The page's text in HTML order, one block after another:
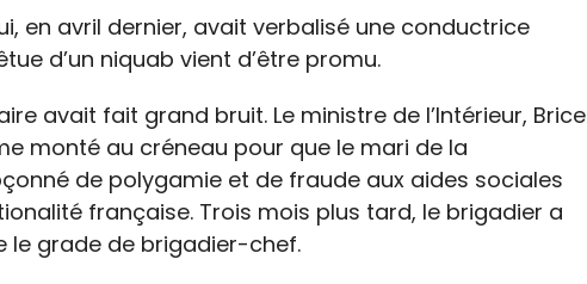
en avril dernier, avait verbalisé une conductrice
d’un niquab vient d’être promu.
avait fait grand bruit. Le ministre de l’Intérieur, Brice
monté au créneau pour que le mari de la
de polygamie et de fraude aux aides sociales
française. Trois mois plus tard, le brigadier a
le grade de brigadier-chef.